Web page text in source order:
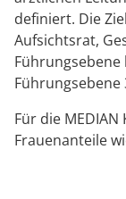
Blog
Karriere
definiert. Die
Aufsichtsrat,
Führungsebene
Für die
Frauenanteile